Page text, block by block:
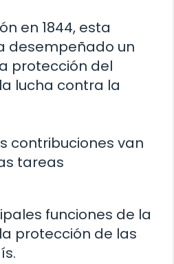
en 1844, esta
desempeñado un
protección del
lucha contra la
contribuciones van
tareas
funciones de la
protección de las